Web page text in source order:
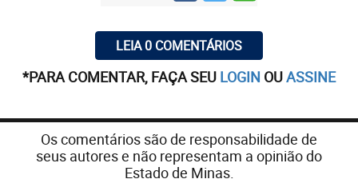
LEIA 0 COMENTÁRIOS
*PARA COMENTAR, FAÇA SEU LOGIN OUASSINE
Os comentários são de responsabilidade de
seus autores e não representam a opinião do
Estado de Minas.